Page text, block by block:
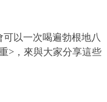
以一次喝遍勃根地八
>，來與大家分享這些